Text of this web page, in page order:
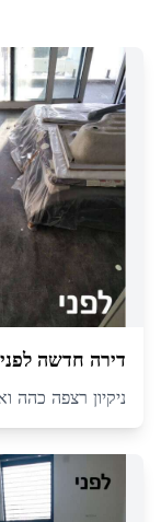
דירה חדשה
ניקיון רצפה כהה